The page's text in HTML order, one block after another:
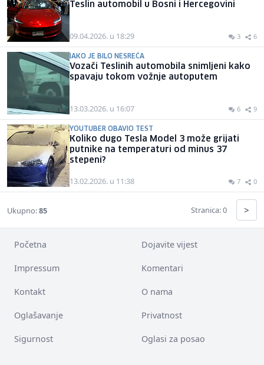
Teslin automobil u Bosni i Hercegovini
09.04.2026. u 18:29 3 6
IAKO JE BILO NESREĆA
Vozači Teslinih automobila snimljeni kako
spavaju tokom vožnje autoputem
13.03.2026. u 16:07 6 9
YOUTUBER OBAVIO TEST
Koliko dugo Tesla Model 3 može grijati
putnike na temperaturi od minus 37
stepeni?
13.02.2026. u 11:38 7 0
Ukupno:85 Stranica: 0 >
Početna Dojavite vijest
Impressum Komentari
Kontakt O nama
Oglašavanje Privatnost
Sigurnost Oglasi za posao